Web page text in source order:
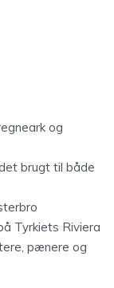
og
brugt til både
Tyrkiets Riviera
pænere og